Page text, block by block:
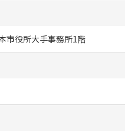
市役所大手事務所1階